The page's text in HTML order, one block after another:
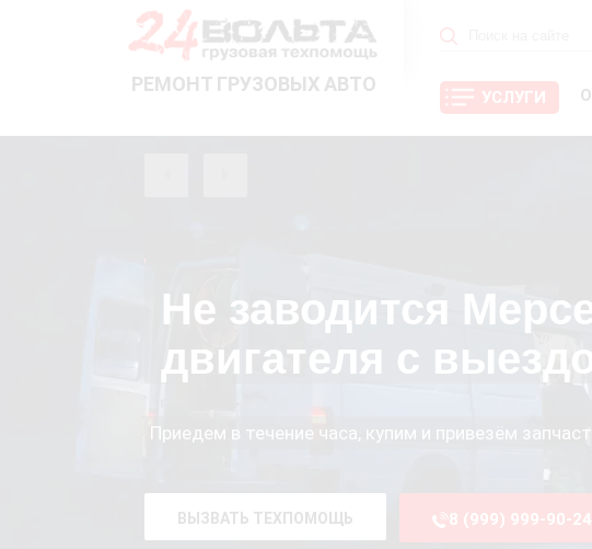
РЕМОНТ ГРУЗОВЫХ АВТО
УСЛУГИ
Не заводится
двигателя с
Приедем в течение часа, купим и привезём
ВЫЗВАТЬ ТЕХПОМОЩЬ 8 (999) 999-90-24